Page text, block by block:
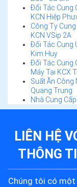
Đối Tác Cung
KCN Hiệp
Công Ty
KCN VSip 2A
Đối Tác Cung
Kim Huy
Đối Tác Cung
Máy Tại KCX
Suất Ăn Công
Quang Trung
Nhà Cung
LIÊN HỆ
THÔNG
Chúng tôi có một